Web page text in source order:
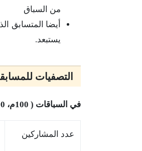
من السباق
أيضا المتسابق
يستبعد.
التصفيات
في السباقات ( 100م، 200م، 400م،110م حواجز، 400م حواجز).
عدد المشاركين